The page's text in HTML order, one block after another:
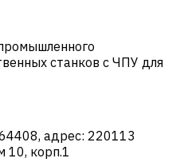
станков с ЧПУ для
адрес: 220113
10, корп.1